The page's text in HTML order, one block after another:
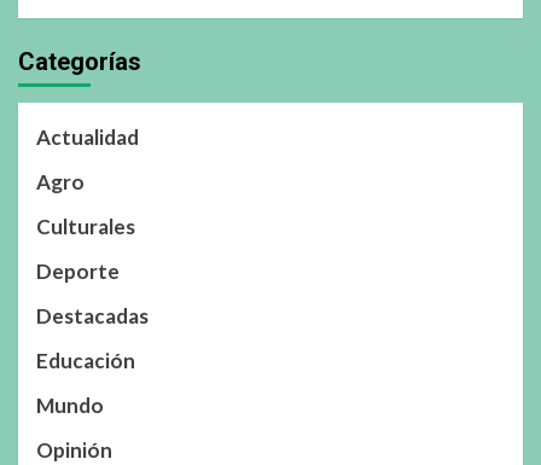
Categorías
Actualidad
Agro
Culturales
Deporte
Destacadas
Educación
Mundo
Opinión